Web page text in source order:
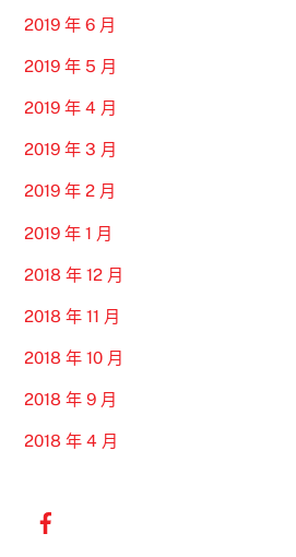
2019 年 6 月
2019 年 5 月
2019 年 4 月
2019 年 3 月
2019 年 2 月
2019 年 1 月
2018 年 12 月
2018 年 11 月
2018 年 10 月
2018 年 9 月
2018 年 4 月